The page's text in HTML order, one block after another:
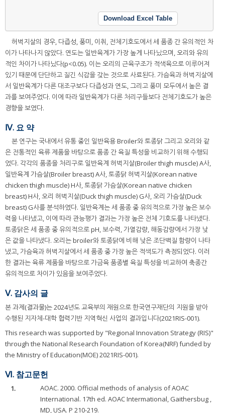
Download Excel Table
허벅지살의 경우, 다즙성, 풍미, 이취, 전체기호도에서 세 품종 간 유의적인 차
이가 나타나지 않았다. 연도는 일반육계가 가장 높게 나타났으며, 오리와 유의
적인 차이가 나타났다(p<0.05). 이는 오리의 근육구조가 적색육으로 이루어져
있기 때문에 단단하고 질긴 식감을 갖는 것으로 사료된다. 가슴육과 허벅지살에
서 일반육계가 다른 대조구보다 다즙성과 연도, 그리고 풍미 모두에서 높은 결
과를 보여주었다. 이에 따라 일반육계가 다른 처리구들보다 전체기호도가 높은
경향을 보였다.
Ⅳ. 요 약
본 연구는 국내에서 유통 중인 일반육용 Broiler와 토종닭 그리고 오리와 같
은 전통적인 육류 제품을 바탕으로 품종 간 육질 특성을 비교하기 위해 수행되
었다. 각각의 품종을 처리구로 일반육계 허벅지살(Broiler thigh muscle) A사,
일반육계 가슴살(Broiler breast) A사, 토종닭 허벅지살(Korean native
chicken thigh muscle) H사, 토종닭 가슴살(Korean native chicken
breast) H사, 오리 허벅지살(Duck thigh muscle) G사, 오리 가슴살(Duck
breast) G사를 분석하였다. 일반육계는 세 품종 중 유의적으로 가장 높은 보수
력을 나타냈고, 이에 따라 관능평가 결과는 가장 높은 전체 기호도를 나타냈다.
토종닭은 세 품종 중 유의적으로 pH, 보수력, 가열감량, 해동감량에서 가장 낮
은 값을 나타냈다. 오리는 broiler와 토종닭에 비해 낮은 조단백질 함량이 나타
냈고, 가슴육과 허벅지살에서 세 품종 중 가장 높은 적색도가 측정되었다. 이러
한 결과는 육류 제품을 바탕으로 가금육 품종별 육질 특성을 비교하여 축종간
유의적으로 차이가 있음을 보여주었다.
Ⅴ. 감사의 글
본 과제(결과물)는 2024년도 교육부의 재원으로 한국연구재단의 지원을 받아
수행된 지자체-대학 협력기반 지역혁신 사업의 결과입니다(2021RIS-001).
This research was supported by "Regional Innovation Strategy (RIS)"
through the National Research Foundation of Korea(NRF) funded by
the Ministry of Education(MOE) 2021RIS-001).
Ⅵ. 참고문헌
1.
AOAC. 2000. Official methods of analysis of AOAC
International. 17th ed. AOAC Intermational, Gaithersbug ,
MD, USA. P 210-219.